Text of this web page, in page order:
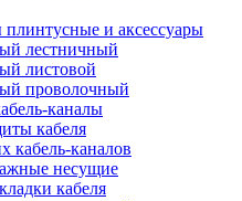
плинтусные и аксессуары
лестничный
листовой
проволочный
каналы
кабеля
кабель-каналов
несущие
кабеля